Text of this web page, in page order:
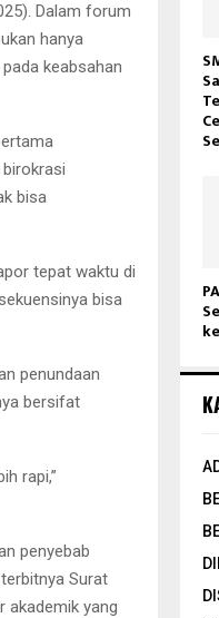
Dalam forum
hanya
keabsahan
bisa
tepat waktu di
bisa
penundaan
bersifat
rapi,”
penyebab
Surat
akademik yang